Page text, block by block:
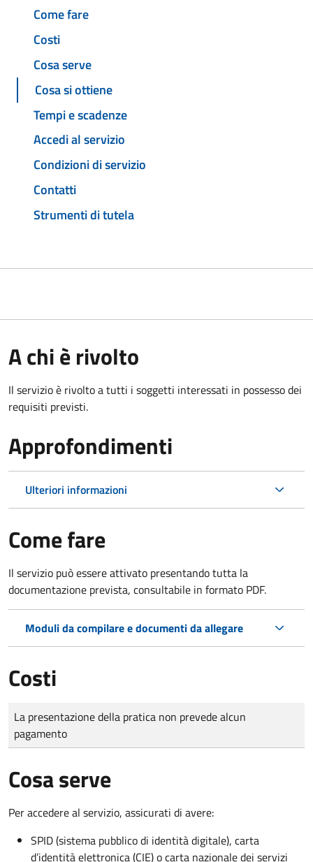
Come fare
Costi
Cosa serve
Cosa si ottiene
Tempi e scadenze
Accedi al servizio
Condizioni di servizio
Contatti
Strumenti di tutela
A chi è rivolto
Il servizio è rivolto a tutti i soggetti interessati in possesso dei
requisiti previsti.
Approfondimenti
Ulteriori informazioni
Come fare
Il servizio può essere attivato presentando tutta la
documentazione prevista, consultabile in formato PDF.
Moduli da compilare e documenti da allegare
Costi
Tipo di pagamento
Importo
La presentazione della pratica non prevede alcun
pagamento
Cosa serve
Per accedere al servizio, assicurati di avere:
SPID (sistema pubblico di identità digitale), carta
d’identità elettronica (CIE) o carta nazionale dei servizi